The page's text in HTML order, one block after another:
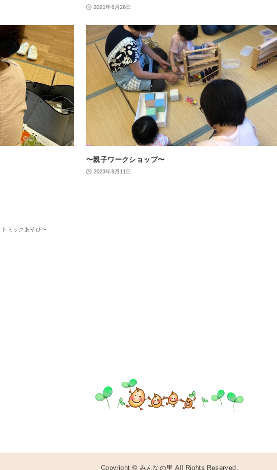
2021年6月26日
〜親子ワークショップ〜
2023年9月11日
トミックあそび〜
Copyright © みんなの里 All Rights Reserved.